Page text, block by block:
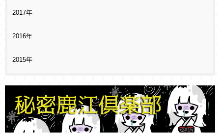
2017年
2016年
2015年